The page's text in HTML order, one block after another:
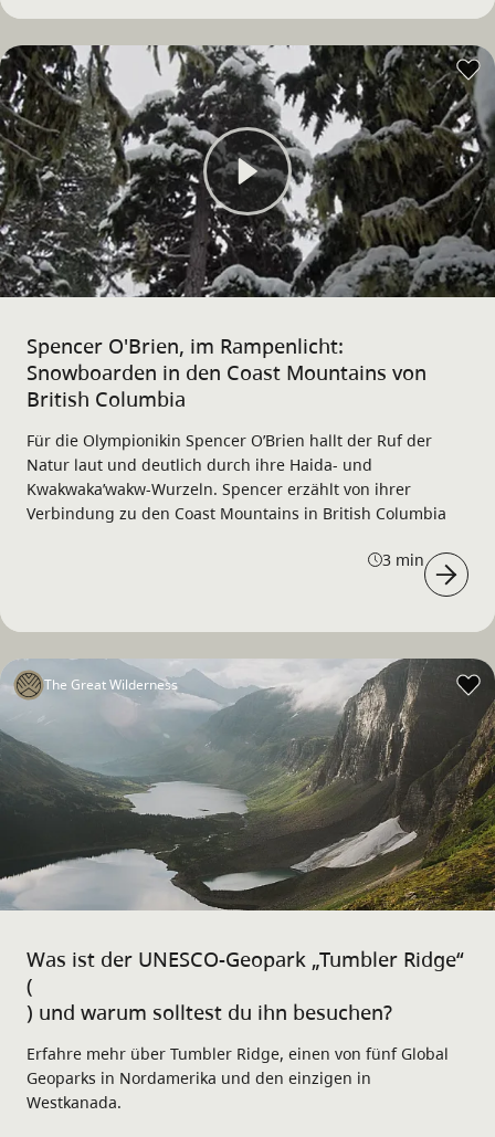
Spencer O'Brien, im Rampenlicht:
Snowboarden in den Coast Mountains von
British Columbia
Für die Olympionikin Spencer O’Brien hallt der Ruf der
Natur laut und deutlich durch ihre Haida- und
Kwakwaka’wakw-Wurzeln. Spencer erzählt von ihrer
Verbindung zu den Coast Mountains in British Columbia
3 min
Was ist der UNESCO-Geopark „Tumbler Ridge“
(
) und warum solltest du ihn besuchen?
Erfahre mehr über Tumbler Ridge, einen von fünf Global
Geoparks in Nordamerika und den einzigen in
Westkanada.
The Great Wilderness